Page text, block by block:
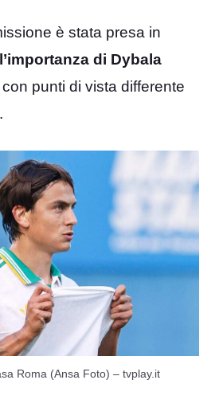
è stata presa in
l’importanza di Dybala
punti di vista differente
Roma (Ansa Foto) – tvplay.it